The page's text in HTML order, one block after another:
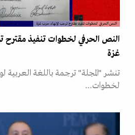
النص الحرفي لخطوات تنفيذ مقترح ترمب لإنهاء حرب غزة
النص الحرفي لخطوات تنفيذ مقترح
غزة
تنشر "المجلة" ترجمة باللغة العربية
لخطوات…